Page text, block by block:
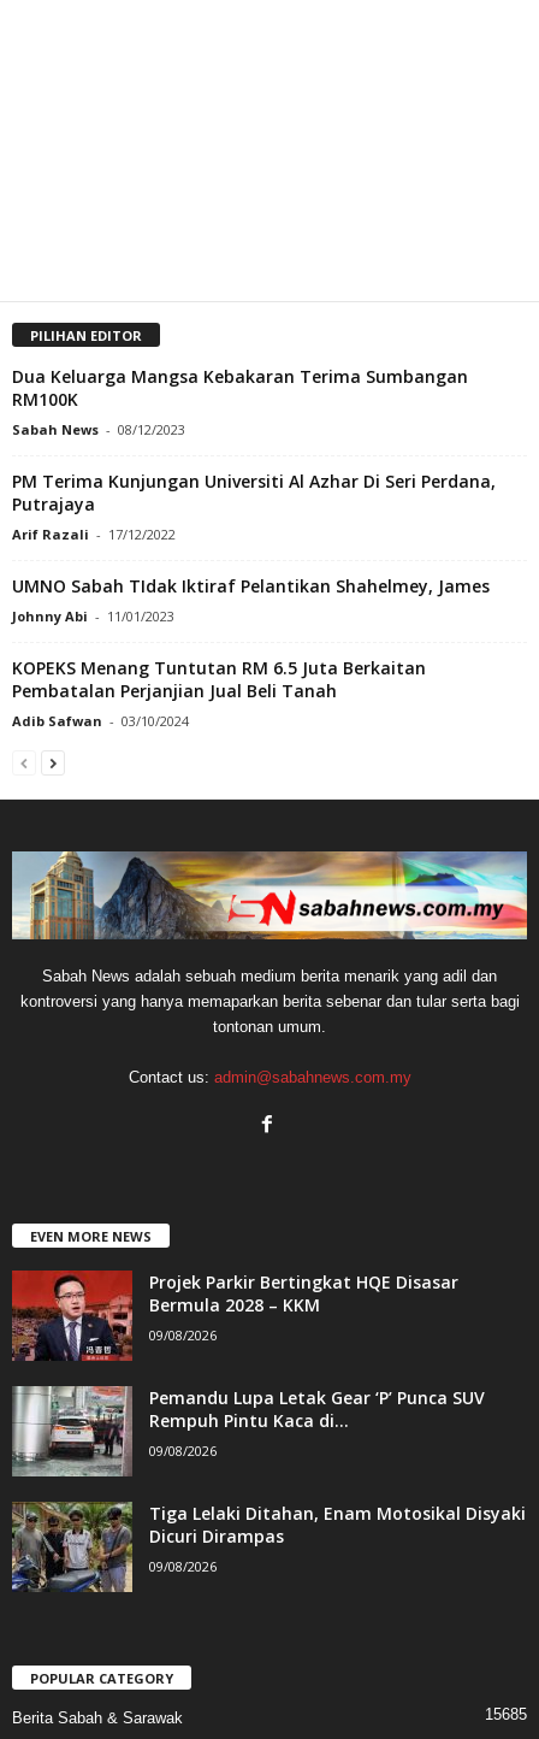
PILIHAN EDITOR
Dua Keluarga Mangsa Kebakaran Terima Sumbangan
RM100K
Sabah News - 08/12/2023
PM Terima Kunjungan Universiti Al Azhar Di Seri Perdana,
Putrajaya
Arif Razali - 17/12/2022
UMNO Sabah TIdak Iktiraf Pelantikan Shahelmey, James
Johnny Abi - 11/01/2023
KOPEKS Menang Tuntutan RM 6.5 Juta Berkaitan
Pembatalan Perjanjian Jual Beli Tanah
Adib Safwan - 03/10/2024
Sabah News adalah sebuah medium berita menarik yang adil dan
kontroversi yang hanya memaparkan berita sebenar dan tular serta bagi
tontonan umum.
Contact us: admin@sabahnews.com.my
EVEN MORE NEWS
Projek Parkir Bertingkat HQE Disasar
Bermula 2028 – KKM
09/08/2026
Pemandu Lupa Letak Gear ‘P’ Punca SUV
Rempuh Pintu Kaca di...
09/08/2026
Tiga Lelaki Ditahan, Enam Motosikal Disyaki
Dicuri Dirampas
09/08/2026
POPULAR CATEGORY
Berita Sabah & Sarawak 15685